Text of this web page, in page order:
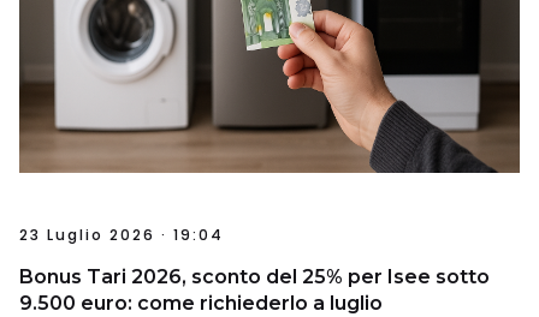
23 Luglio 2026 · 19:04
Bonus Tari 2026, sconto del 25% per Isee sotto
9.500 euro: come richiederlo a luglio